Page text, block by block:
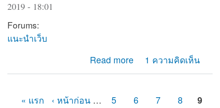
2019 - 18:01
Forums:
แนะนำเว็บ
Read more
about เข้าเฟสบุ๊คไม่ได้ค่ะ 1 ความคิดเห็น
« แรก ‹ หน้าก่อน … 5 6 7 8
9